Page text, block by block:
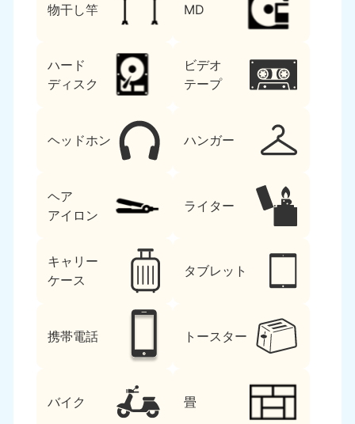
物干し竿 MD
ハード
ディスク
ビデオ
テープ
ヘッドホン ハンガー
ヘア
アイロン
ライター
キャリー
ケース
タブレット
携帯電話 トースター
バイク 畳